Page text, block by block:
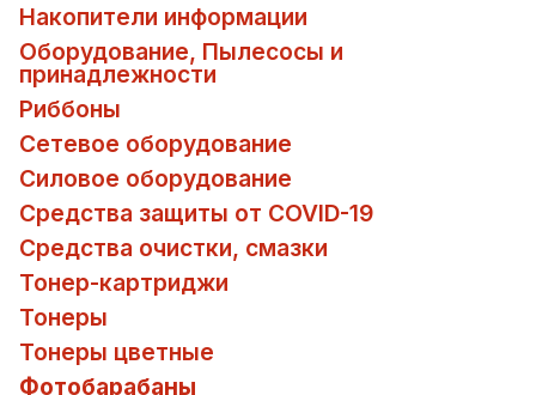
Накопители информации
Оборудование, Пылесосы и
принадлежности
Риббоны
Сетевое оборудование
Силовое оборудование
Средства защиты от COVID-19
Средства очистки, смазки
Тонер-картриджи
Тонеры
Тонеры цветные
Фотобарабаны